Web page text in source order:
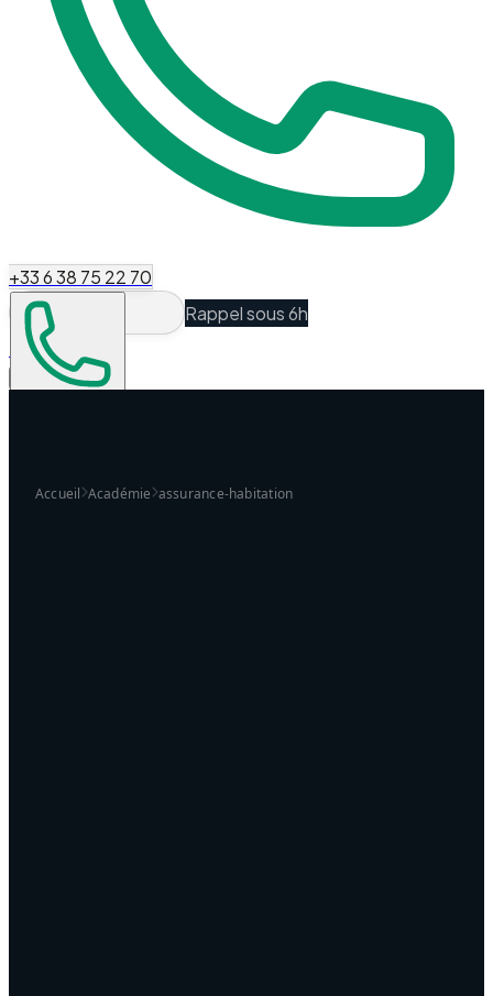
+33 6 38 75 22 70
Rappel sous 6h
Espace Client
Accueil Académie assurance-habitation